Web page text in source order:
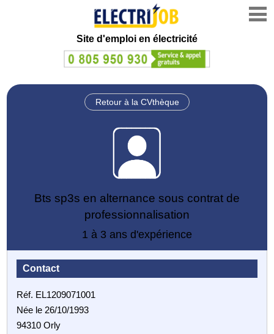
Site d'emploi en électricité
Retour à la CVthèque
Bts sp3s en alternance sous contrat de
professionnalisation
1 à 3 ans d'expérience
Contact
Réf. EL1209071001
Née le 26/10/1993
94310 Orly